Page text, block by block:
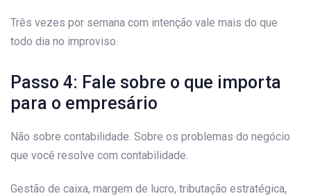
Três vezes por semana com intenção vale mais do que
todo dia no improviso.
Passo 4: Fale sobre o que importa
para o empresário
Não sobre contabilidade. Sobre os problemas do negócio
que você resolve com contabilidade.
Gestão de caixa, margem de lucro, tributação estratégica,